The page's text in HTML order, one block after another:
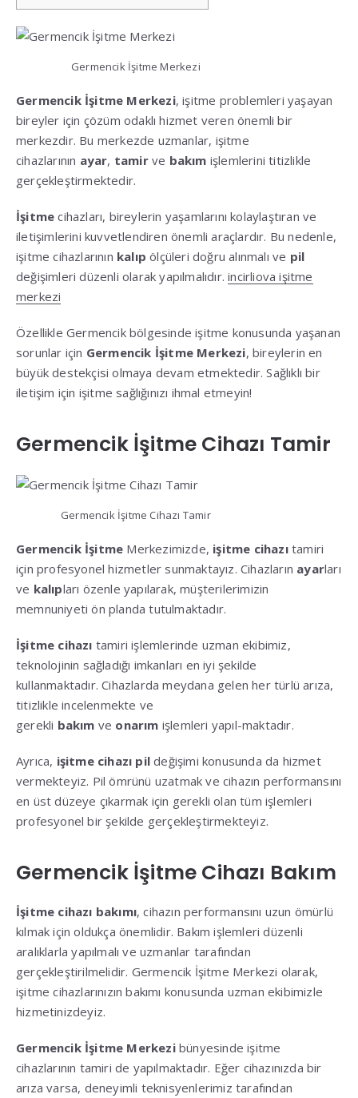
Germencik İşitme Merkezi
Germencik İşitme Merkezi, işitme problemleri yaşayan
bireyler için çözüm odaklı hizmet veren önemli bir
merkezdir. Bu merkezde uzmanlar, işitme
cihazlarının ayar, tamirve bakım işlemlerini titizlikle
gerçekleştirmektedir.
İşitme cihazları, bireylerin yaşamlarını kolaylaştıran ve
iletişimlerini kuvvetlendiren önemli araçlardır. Bu nedenle,
işitme cihazlarının kalıp ölçüleri doğru alınmalı ve pil
değişimleri düzenli olarak yapılmalıdır.incirliova işitme
merkezi
Özellikle Germencik bölgesinde işitme konusunda yaşanan
sorunlar için Germencik İşitme Merkezi, bireylerin en
büyük destekçisi olmaya devam etmektedir. Sağlıklı bir
iletişim için işitme sağlığınızı ihmal etmeyin!
Germencik İşitme Cihazı Tamir
Germencik İşitme Cihazı Tamir
Germencik İşitme Merkezimizde, işitme cihazıtamiri
için profesyonel hizmetler sunmaktayız. Cihazların ayarları
ve kalıpları özenle yapılarak, müşterilerimizin
memnuniyeti ön planda tutulmaktadır.
İşitme cihazı tamiri işlemlerinde uzman ekibimiz,
teknolojinin sağladığı imkanları en iyi şekilde
kullanmaktadır. Cihazlarda meydana gelen her türlü arıza,
titizlikle incelenmekte ve
gerekli bakım ve onarım işlemleri yapıl-maktadır.
Ayrıca, işitme cihazı pil değişimi konusunda da hizmet
vermekteyiz. Pil ömrünü uzatmak ve cihazın performansını
en üst düzeye çıkarmak için gerekli olan tüm işlemleri
profesyonel bir şekilde gerçekleştirmekteyiz.
Germencik İşitme Cihazı Bakım
İşitme cihazı bakımı, cihazın performansını uzun ömürlü
kılmak için oldukça önemlidir. Bakım işlemleri düzenli
aralıklarla yapılmalı ve uzmanlar tarafından
gerçekleştirilmelidir. Germencik İşitme Merkezi olarak,
işitme cihazlarınızın bakımı konusunda uzman ekibimizle
hizmetinizdeyiz.
Germencik İşitme Merkezibünyesinde işitme
cihazlarının tamiri de yapılmaktadır. Eğer cihazınızda bir
arıza varsa, deneyimli teknisyenlerimiz tarafından